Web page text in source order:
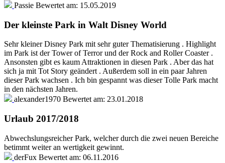
Passie Bewertet am: 15.05.2019
Der kleinste Park in Walt Disney World
Sehr kleiner Disney Park mit sehr guter Thematisierung . Highlight
im Park ist der Tower of Terror und der Rock and Roller Coaster .
Ansonsten gibt es kaum Attraktionen in diesen Park . Aber das hat
sich ja mit Tot Story geändert . Außerdem soll in ein paar Jahren
dieser Park wachsen . Ich bin gespannt was dieser Tolle Park macht
in den nächsten Jahren.
alexander1970 Bewertet am: 23.01.2018
Urlaub 2017/2018
Abwechslungsreicher Park, welcher durch die zwei neuen Bereiche
betimmt weiter an wertigkeit gewinnt.
derFux Bewertet am: 06.11.2016